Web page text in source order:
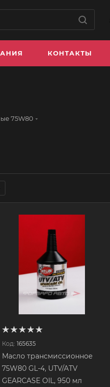
КОНТАКТЫ
75W80
Код: 165635
Масло трансмиссионное
75W80 GL-4, UTV/ATV
GEARCASE OIL, 950 мл